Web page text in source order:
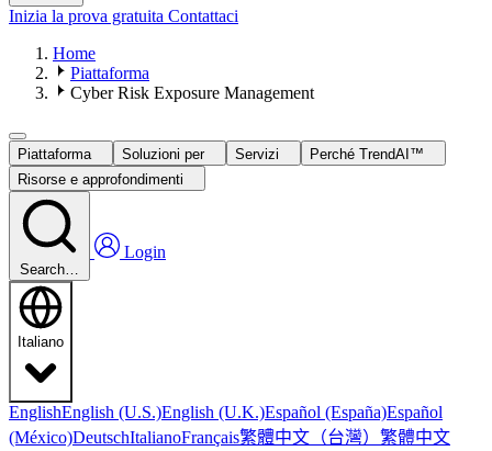
Inizia la prova gratuita Contattaci
Home
Piattaforma
Cyber Risk Exposure Management
Piattaforma Soluzioni per Servizi
Perché TrendAI™
Risorse e approfondimenti
Search…
Login
Italiano
EnglishEnglish (U.S.)English (U.K.)Español (España)Español
(México)DeutschItalianoFrançais繁體中文（台灣） 繁體中文